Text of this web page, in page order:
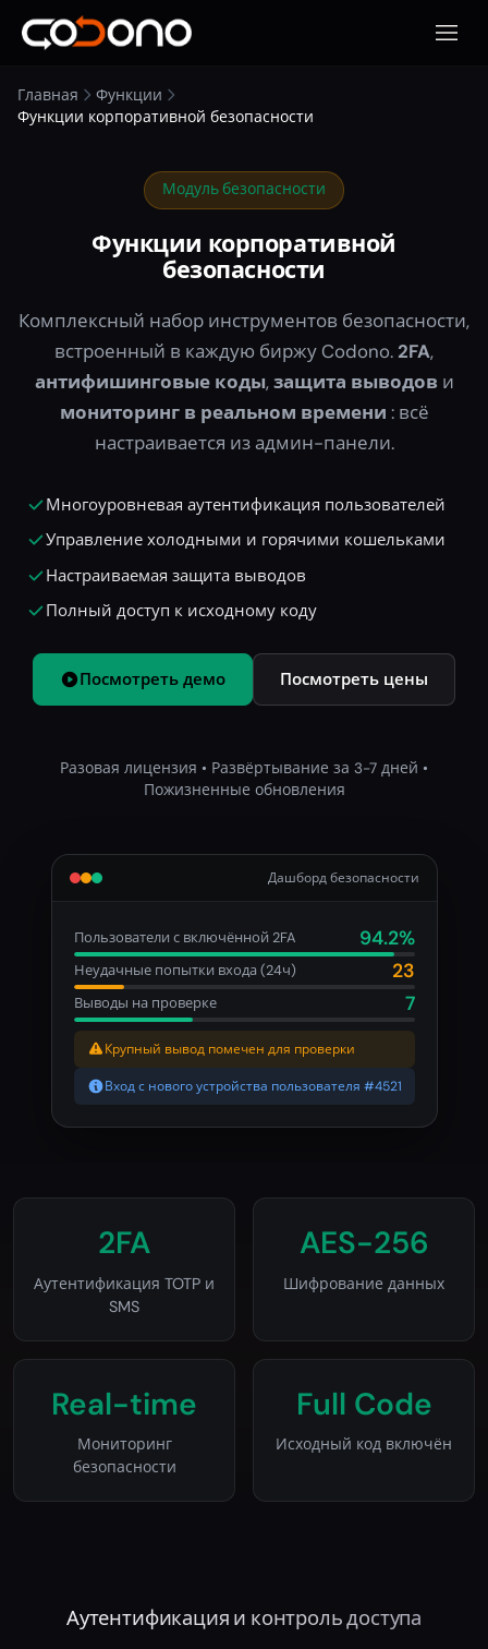
Главная
Функции
Функции корпоративной безопасности
Модуль безопасности
Функции корпоративной
безопасности
Комплексный набор инструментов безопасности,
встроенный в каждую биржу Codono. 2FA,
антифишинговые коды,защита выводов и
мониторинг в реальном времени : всё
настраивается из админ-панели.
Многоуровневая аутентификация пользователей
Управление холодными и горячими кошельками
Настраиваемая защита выводов
Полный доступ к исходному коду
Посмотреть демо Посмотреть цены
Разовая лицензия • Развёртывание за 3-7 дней •
Пожизненные обновления
Дашборд безопасности
Пользователи с включённой 2FA 94.2%
Неудачные попытки входа (24ч) 23
Выводы на проверке 7
Крупный вывод помечен для проверки
Вход с нового устройства пользователя #4521
2FA
Аутентификация TOTP и
SMS
AES-256
Шифрование данных
Real-time
Мониторинг
безопасности
Full Code
Исходный код включён
Аутентификация и контроль доступа